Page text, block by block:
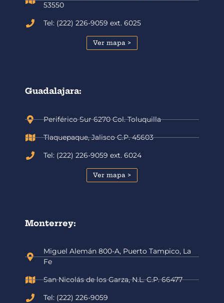
53550
Tel: (222) 226-9059 ext. 6025
Ver mapa >
Guadalajara:
Periférico Sur 6270 Col. Toluquilla
Tlaquepaque, Jalisco C.P. 45603
Tel: (222) 226-9059 ext. 6024
Ver mapa >
Monterrey:
Miguel Alemán 800-A, Puerto Tampico, La
Fe
San Nicolás de los Garza, N.L. C.P. 66477
Tel: (222) 226-9059